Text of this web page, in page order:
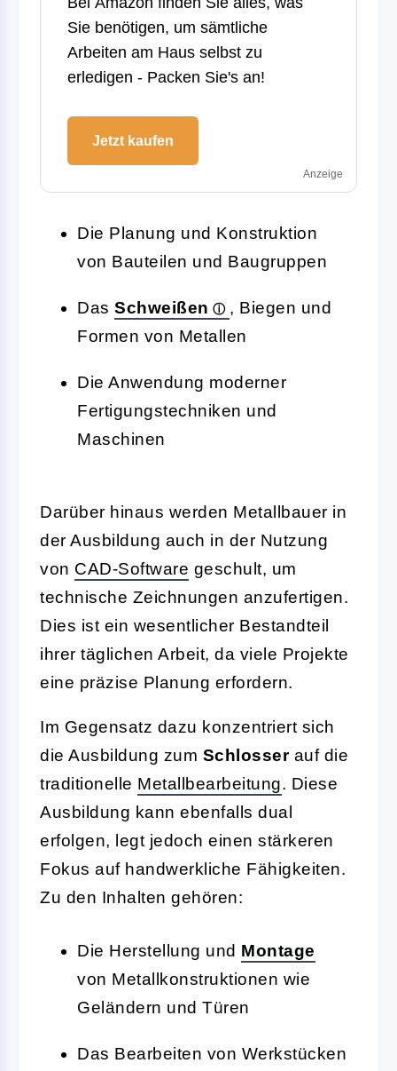
Sie benötigen, um sämtliche
Arbeiten am Haus selbst zu
erledigen - Packen Sie's an!
Jetzt kaufen
Anzeige
Die Planung und Konstruktion
von Bauteilen und Baugruppen
Das Schweißen
, Biegen und
Formen von Metallen
Die Anwendung moderner
Fertigungstechniken und
Maschinen
Darüber hinaus werden Metallbauer in
der Ausbildung auch in der Nutzung
von CAD-Software geschult, um
technische Zeichnungen anzufertigen.
Dies ist ein wesentlicher Bestandteil
ihrer täglichen Arbeit, da viele Projekte
eine präzise Planung erfordern.
Im Gegensatz dazu konzentriert sich
die Ausbildung zum Schlosserauf die
traditionelle Metallbearbeitung. Diese
Ausbildung kann ebenfalls dual
erfolgen, legt jedoch einen stärkeren
Fokus auf handwerkliche Fähigkeiten.
Zu den Inhalten gehören:
Die Herstellung und Montage
von Metallkonstruktionen wie
Geländern und Türen
Das Bearbeiten von Werkstücken